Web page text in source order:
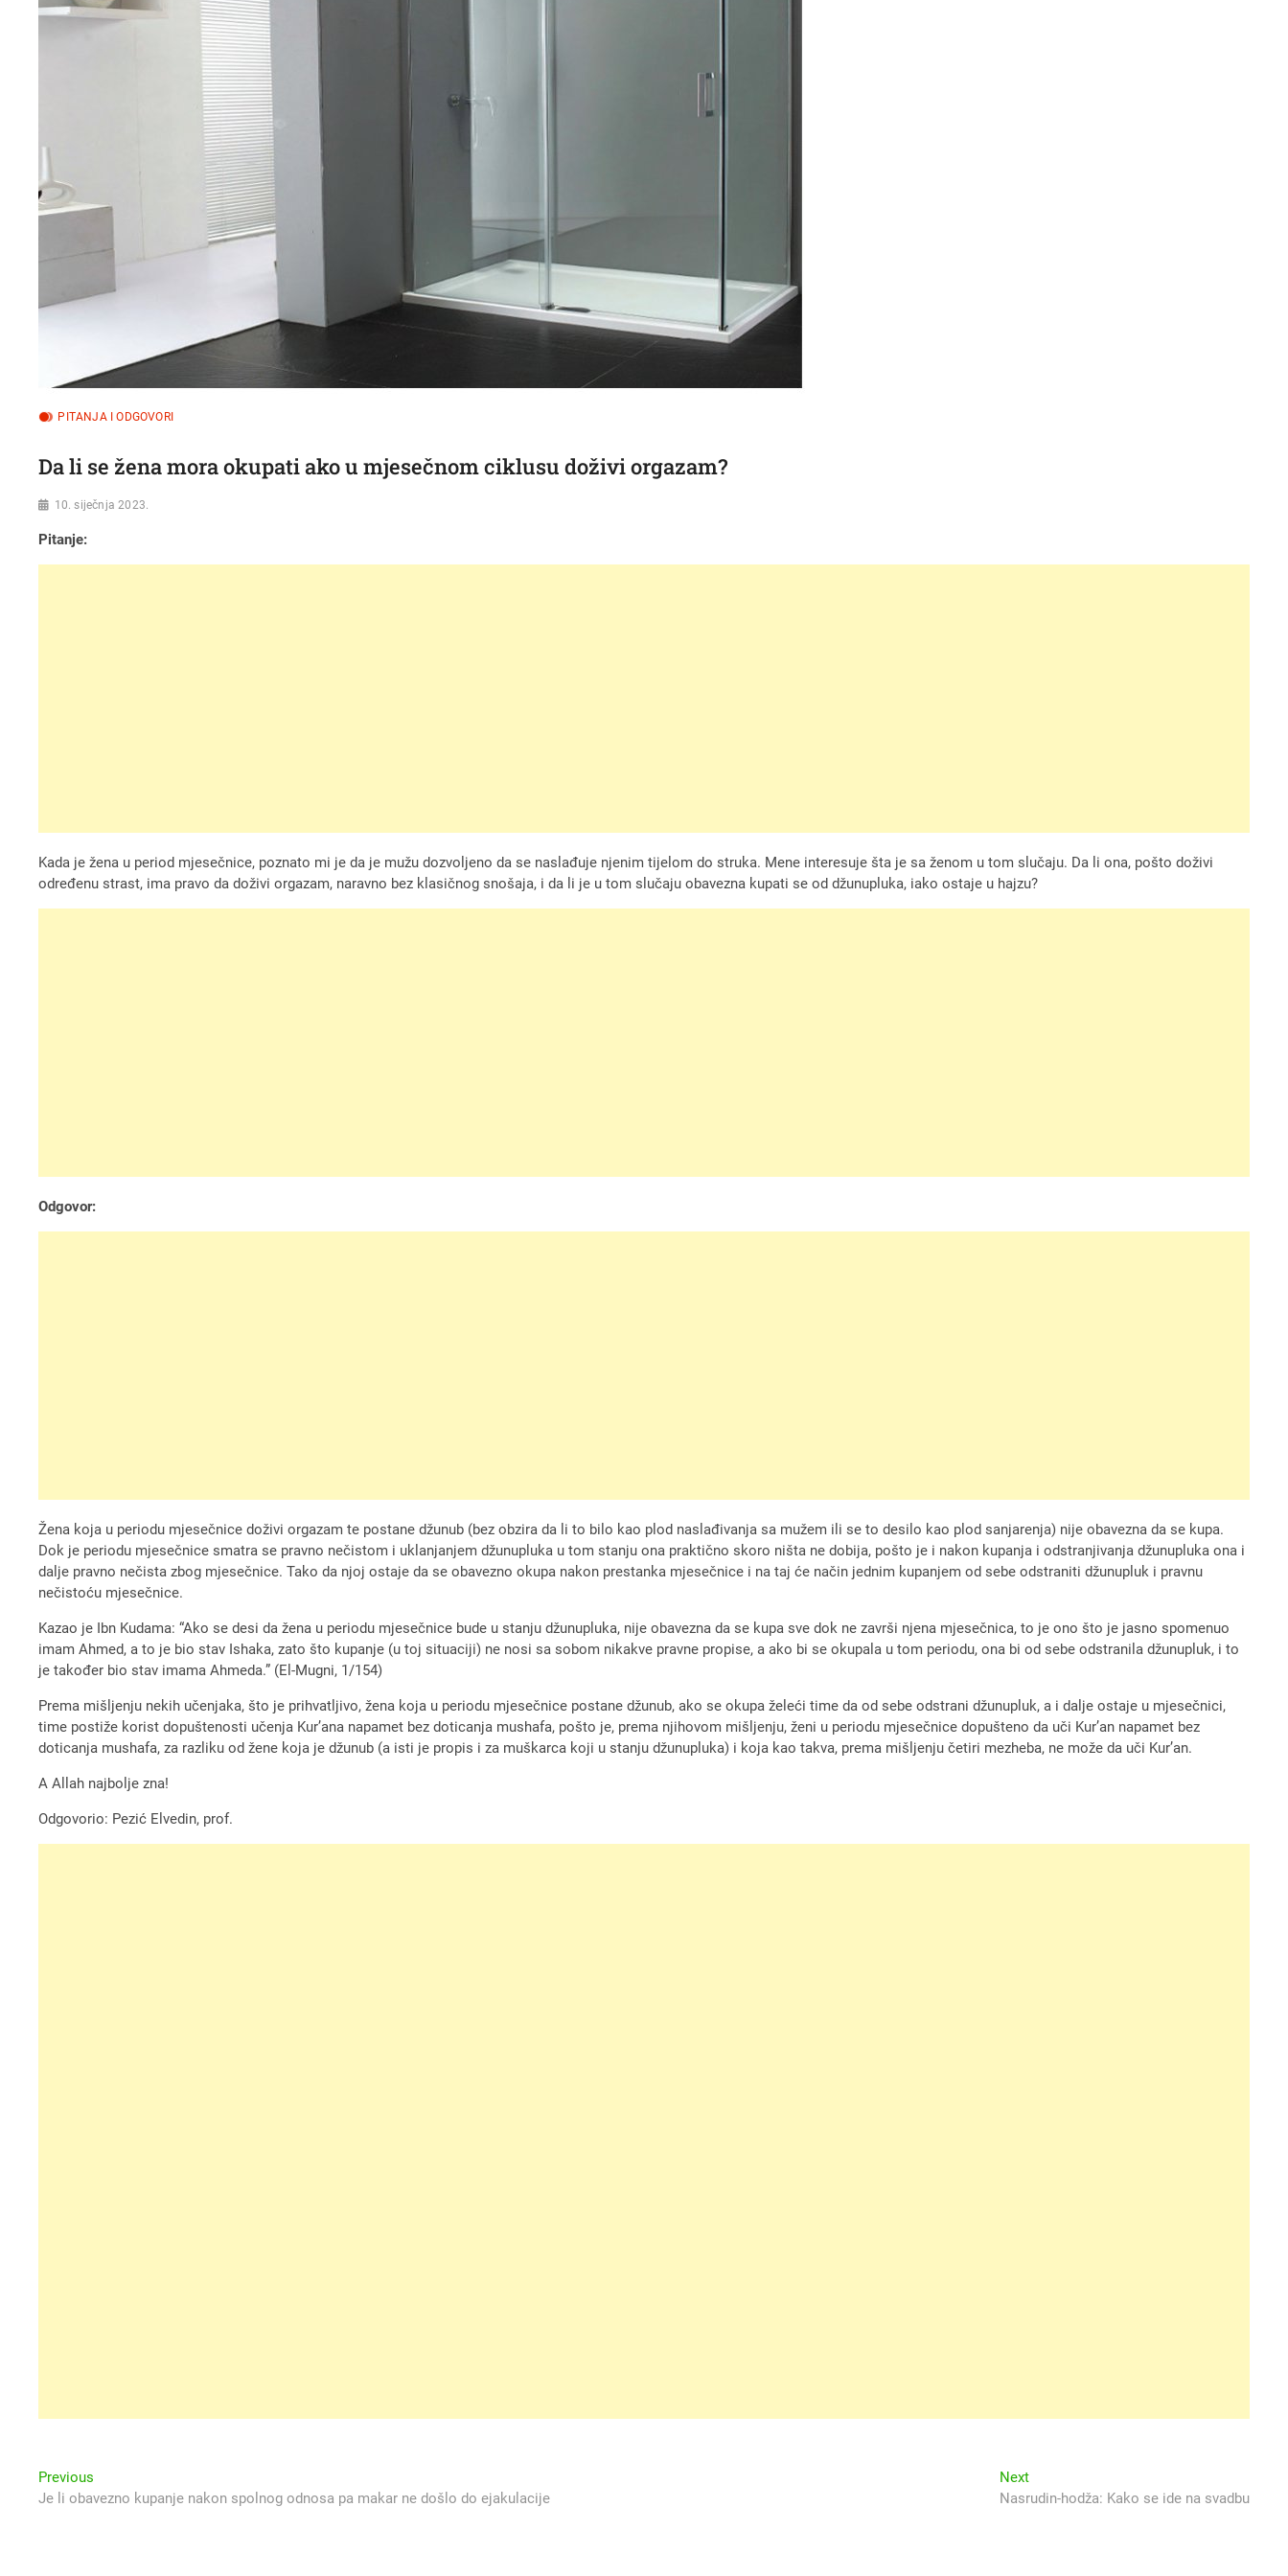
PITANJA I ODGOVORI
Da li se žena mora okupati ako u mjesečnom ciklusu doživi orgazam?
10. siječnja 2023.
Pitanje:
Kada je žena u period mjesečnice, poznato mi je da je mužu dozvoljeno da se naslađuje njenim tijelom do struka. Mene interesuje šta je sa ženom u tom slučaju. Da li ona, pošto doživi
određenu strast, ima pravo da doživi orgazam, naravno bez klasičnog snošaja, i da li je u tom slučaju obavezna kupati se od džunupluka, iako ostaje u hajzu?
Odgovor:
Žena koja u periodu mjesečnice doživi orgazam te postane džunub (bez obzira da li to bilo kao plod naslađivanja sa mužem ili se to desilo kao plod sanjarenja) nije obavezna da se kupa.
Dok je periodu mjesečnice smatra se pravno nečistom i uklanjanjem džunupluka u tom stanju ona praktično skoro ništa ne dobija, pošto je i nakon kupanja i odstranjivanja džunupluka ona i
dalje pravno nečista zbog mjesečnice. Tako da njoj ostaje da se obavezno okupa nakon prestanka mjesečnice i na taj će način jednim kupanjem od sebe odstraniti džunupluk i pravnu
nečistoću mjesečnice.
Kazao je Ibn Kudama: “Ako se desi da žena u periodu mjesečnice bude u stanju džunupluka, nije obavezna da se kupa sve dok ne završi njena mjesečnica, to je ono što je jasno spomenuo
imam Ahmed, a to je bio stav Ishaka, zato što kupanje (u toj situaciji) ne nosi sa sobom nikakve pravne propise, a ako bi se okupala u tom periodu, ona bi od sebe odstranila džunupluk, i to
je također bio stav imama Ahmeda.” (El-Mugni, 1/154)
Prema mišljenju nekih učenjaka, što je prihvatljivo, žena koja u periodu mjesečnice postane džunub, ako se okupa želeći time da od sebe odstrani džunupluk, a i dalje ostaje u mjesečnici,
time postiže korist dopuštenosti učenja Kur’ana napamet bez doticanja mushafa, pošto je, prema njihovom mišljenju, ženi u periodu mjesečnice dopušteno da uči Kur’an napamet bez
doticanja mushafa, za razliku od žene koja je džunub (a isti je propis i za muškarca koji u stanju džunupluka) i koja kao takva, prema mišljenju četiri mezheba, ne može da uči Kur’an.
A Allah najbolje zna!
Odgovorio: Pezić Elvedin, prof.
Navigacija
objava
Previous
post:
Je li obavezno kupanje nakon spolnog odnosa pa makar ne došlo do ejakulacije
NextNext
post:
Nasrudin-hodža: Kako se ide na svadbu